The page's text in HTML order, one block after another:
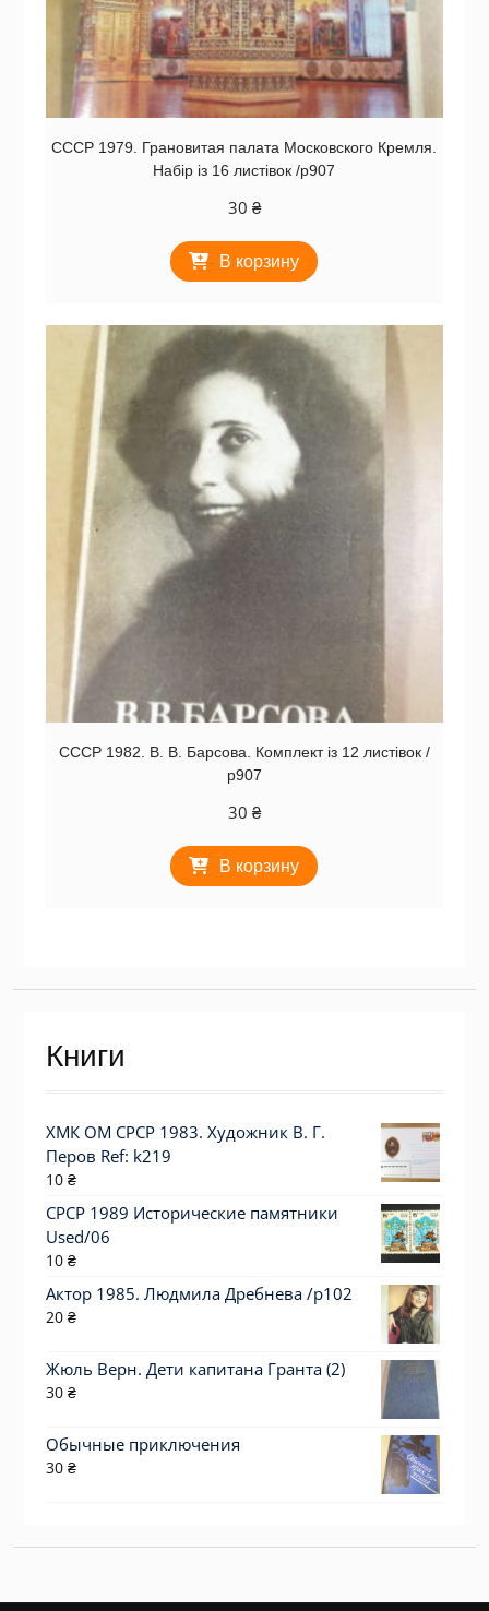
СССР 1979. Грановитая палата Московского Кремля.
Набір із 16 листівок /р907
30 ₴
В корзину
СССР 1982. В. В. Барсова. Комплект із 12 листівок /
р907
30 ₴
В корзину
Книги
ХМК ОМ СРСР 1983. Художник В. Г.
Перов Ref: k219
10 ₴
СРСР 1989 Исторические памятники
Used/06
10 ₴
Актор 1985. Людмила Дребнева /p102
20 ₴
Жюль Верн. Дети капитана Гранта (2)
30 ₴
Обычные приключения
30 ₴